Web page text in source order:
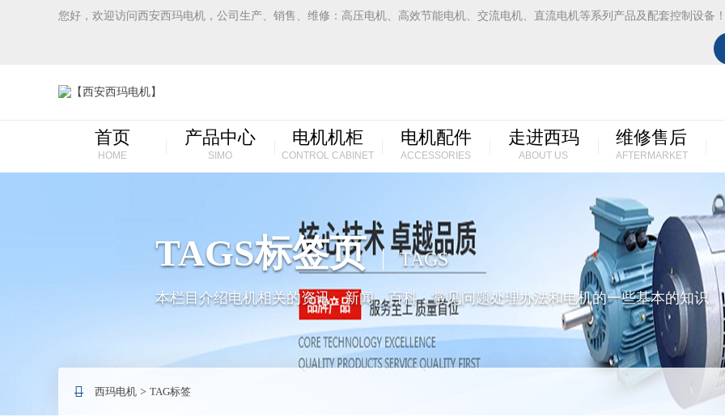
您好，欢迎访问西安西玛电机，公司生产、销售、维修：高压电机、高效节能电机、交流电机、直流电机等系列产品及配套控制设备
首页
HOME
产品中心
SIMO
电机机柜
CONTROL CABINET
电机配件
ACCESSORIES
走进西玛
ABOUT US
维修售后
AFTERMARKET
TAGS标签页 TAGS
本栏目介绍电机相关的资讯，新闻，百科，常见问题处理办法和电机的一些基本的知识。
西玛电机 > TAG标签